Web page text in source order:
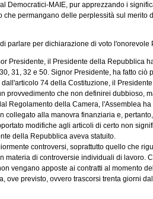
Democratici-MAIE, pur apprezzando i
che permangano delle perplessità sul merito
parlare per dichiarazione di voto l'onorevole
Presidente, il Presidente della Repubblica
31, 32 e 50. Signor Presidente, ha fatto
74 della Costituzione, il
provvedimento che non definirei dubbioso,
Regolamento della Camera, l'Assemblea
collegato alla manovra finanziaria e,
modifiche agli articoli di certo non
della Repubblica aveva statuito.
controversi, soprattutto quello che
materia di controversie individuali di lavoro.
vengano apposte ai contratti al momento
ove previsto, ovvero trascorsi trenta giorni